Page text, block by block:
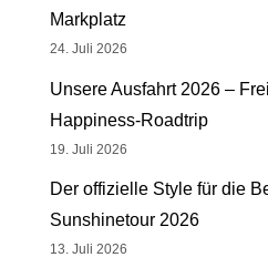
Markplatz
24. Juli 2026
Unsere Ausfahrt 2026 –
Happiness-Roadtrip
19. Juli 2026
Der offizielle Style für die
Sunshinetour 2026
13. Juli 2026